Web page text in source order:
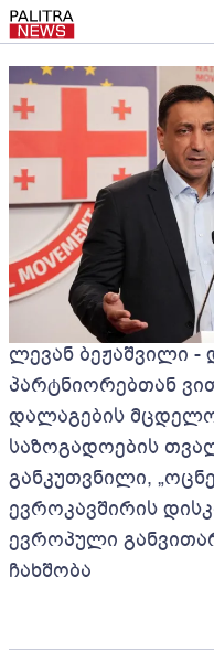
ლევან ბეჟაშვილი
პარტნიორებთან
დალაგების
საზოგადოების
განკუთვნილი,
ევროკავშირის
ევროპული
ჩახშობა